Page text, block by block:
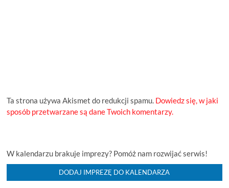
Ta strona używa Akismet do redukcji spamu. Dowiedz się, w jaki
sposób przetwarzane są dane Twoich komentarzy.
W kalendarzu brakuje imprezy? Pomóż nam rozwijać serwis!
DODAJ IMPREZĘ DO KALENDARZA